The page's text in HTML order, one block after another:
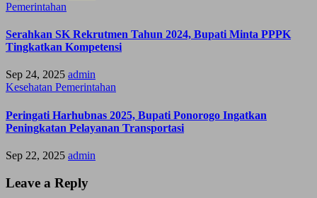
Pemerintahan
Serahkan SK Rekrutmen Tahun 2024, Bupati Minta PPPK
Tingkatkan Kompetensi
Sep 24, 2025 admin
Kesehatan Pemerintahan
Peringati Harhubnas 2025, Bupati Ponorogo Ingatkan
Peningkatan Pelayanan Transportasi
Sep 22, 2025 admin
Leave a Reply